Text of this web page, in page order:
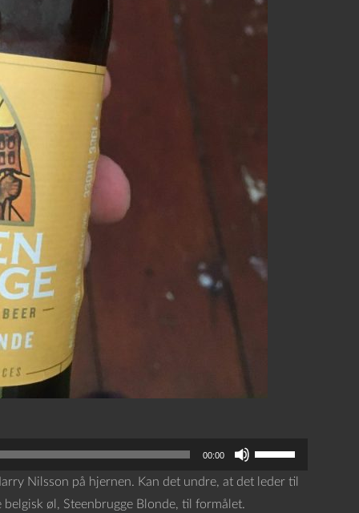
00:00
B
Nilsson på hjernen. Kan det undre, at det leder til
øl, Steenbrugge Blonde, til formålet.